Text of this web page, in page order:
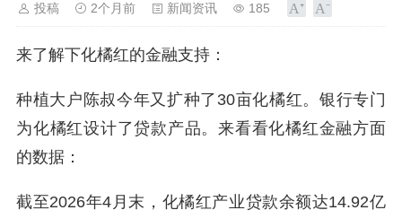
投稿 2个月前 新闻资讯 185
来了解下化橘红的金融支持：
种植大户陈叔今年又扩种了30亩化橘红。银行专门
为化橘红设计了贷款产品。来看看化橘红金融方面
的数据：
截至2026年4月末，化橘红产业贷款余额达14.92亿